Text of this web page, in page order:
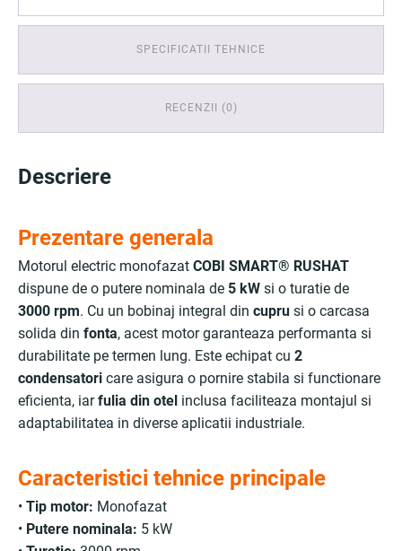
SPECIFICATII TEHNICE
RECENZII (0)
Descriere
Prezentare generala
Motorul electric monofazat COBI SMART® RUSHAT
dispune de o putere nominala de 5 kW si o turatie de
3000 rpm. Cu un bobinaj integral din cupru si o carcasa
solida din fonta, acest motor garanteaza performanta si
durabilitate pe termen lung. Este echipat cu 2
condensatori care asigura o pornire stabila si functionare
eficienta, iarfulia din otel inclusa faciliteaza montajul si
adaptabilitatea in diverse aplicatii industriale.
Caracteristici tehnice principale
• Tip motor: Monofazat
• Putere nominala: 5 kW